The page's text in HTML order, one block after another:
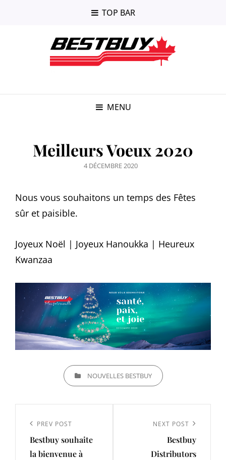
TOP BAR
MENU
Meilleurs Voeux 2020
POSTED
4 DÉCEMBRE 2020
Nous vous souhaitons un temps des Fêtes
sûr et paisible.
Joyeux Noël | Joyeux Hanoukka | Heureux
Kwanzaa
CATEGORIESNOUVELLES BESTBUY
l’article
Previous
Post
PREV POST
Bestbuy souhaite
la bienvenue à
NEXT POST
Bestbuy
Distributors